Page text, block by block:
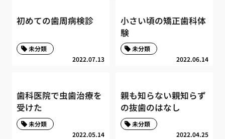
初めての歯周病検診
2022.07.13
未分類
小さい頃の矯正歯科体
験
2022.06.14
未分類
歯科医院で虫歯治療を
受けた
2022.05.14
未分類
親も知らない親知らず
の抜歯のはなし
2022.04.25
未分類